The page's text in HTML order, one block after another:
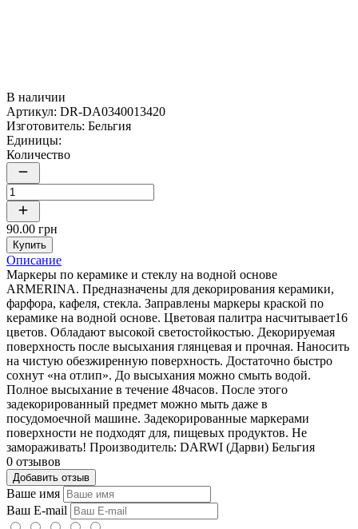
В наличии
Артикул: DR-DA0340013420
Изготовитель: Бельгия
Единицы:
Количество
90.00 грн
Купить
Описание
Маркеры по керамике и стеклу на водной основе
ARMERINA. Предназначены для декорирования керамики,
фарфора, кафеля, стекла. Заправлены маркеры краской по
керамике на водной основе. Цветовая палитра насчитывает16
цветов. Обладают высокой светостойкостью. Декорируемая
поверхность после высыхания глянцевая и прочная. Наносить
на чистую обезжиренную поверхность. Достаточно быстро
сохнут «на отлип». До высыхания можно смыть водой.
Полное высыхание в течение 48часов. После этого
задекорированный предмет можно мыть даже в
посудомоечной машине. Задекорированные маркерами
поверхности не подходят для, пищевых продуктов. Не
замораживать! Производитель: DARWI (Дарви) Бельгия
0 отзывов
Добавить отзыв
Ваше имя
Ваш E-mail